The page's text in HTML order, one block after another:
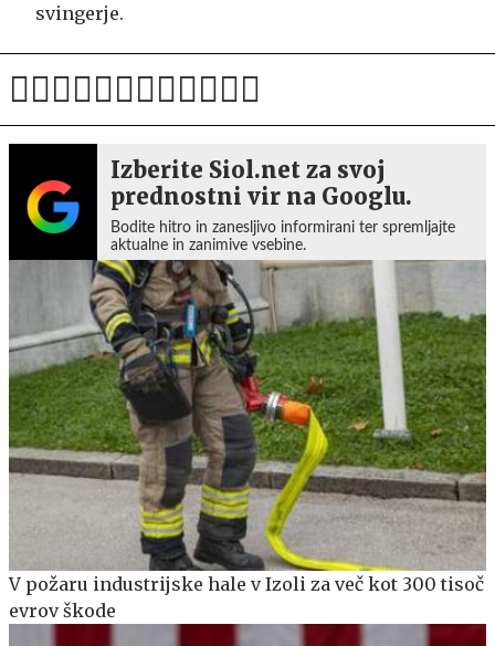
svingerje.
Izberite Siol.net za svoj
prednostni vir na Googlu.
Bodite hitro in zanesljivo informirani ter spremljajte
aktualne in zanimive vsebine.
V požaru industrijske hale v Izoli za več kot 300 tisoč
evrov škode